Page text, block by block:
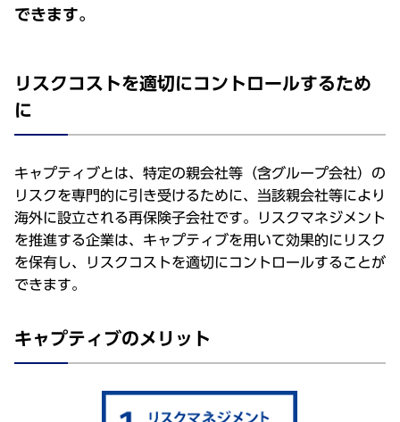
できます。
リスクコストを適切にコントロールするため
に
キャプティブとは、 特定の親会社等 （含グループ会社）の
リスクを専門的に引き受けるために、 当該親会社等により
海外に設立される再保険子会社です。
リスクマネジメント
を推進する企業は、 キャプティブを用いて効果的に リスク
を保有し、 リスクコストを適切に コントロールすることが
できます。
キャプティブのメリット